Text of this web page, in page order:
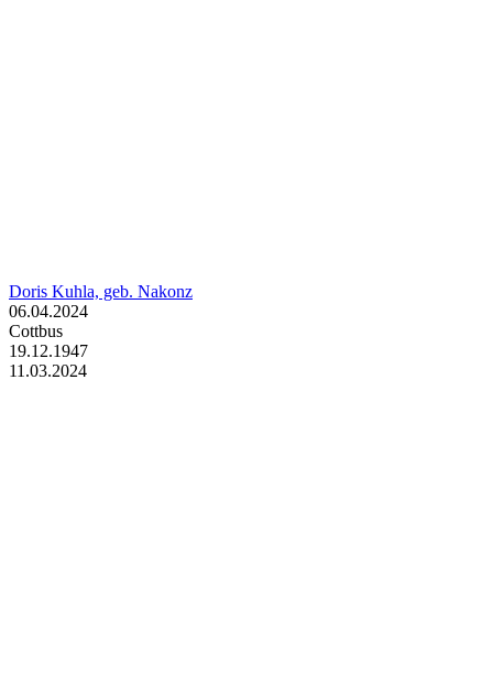
Doris Kuhla, geb. Nakonz
06.04.2024
Cottbus
19.12.1947
11.03.2024